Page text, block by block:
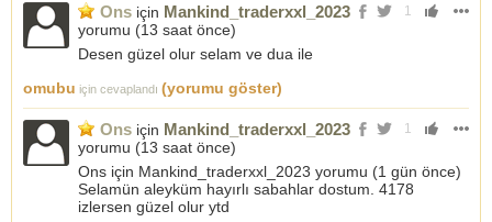
1
Ons için Mankind_traderxxl_2023
yorumu (13 saat önce)
Desen güzel olur selam ve dua ile
omubu için cevaplandı (yorumu göster)
1
Ons için Mankind_traderxxl_2023
yorumu (13 saat önce)
Ons için Mankind_traderxxl_2023 yorumu (1 gün önce)
Selamün aleyküm hayırlı sabahlar dostum. 4178
izlersen güzel olur ytd